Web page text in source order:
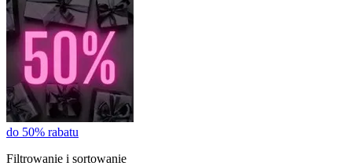
do 50% rabatu
Filtrowanie i sortowanie